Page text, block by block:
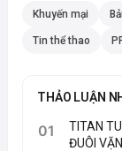
Khuyến mại
Tin thể thao
THẢO LUẬN
01
TITAN
ĐUÔI VẶN